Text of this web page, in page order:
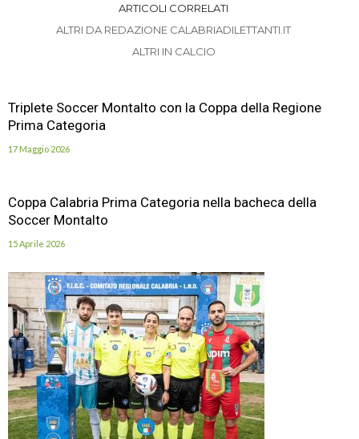
ARTICOLI CORRELATI
ALTRI DA REDAZIONE CALABRIADILETTANTI.IT
ALTRI IN CALCIO
Triplete Soccer Montalto con la Coppa della Regione
Prima Categoria
17 Maggio 2026
Coppa Calabria Prima Categoria nella bacheca della
Soccer Montalto
15 Aprile 2026